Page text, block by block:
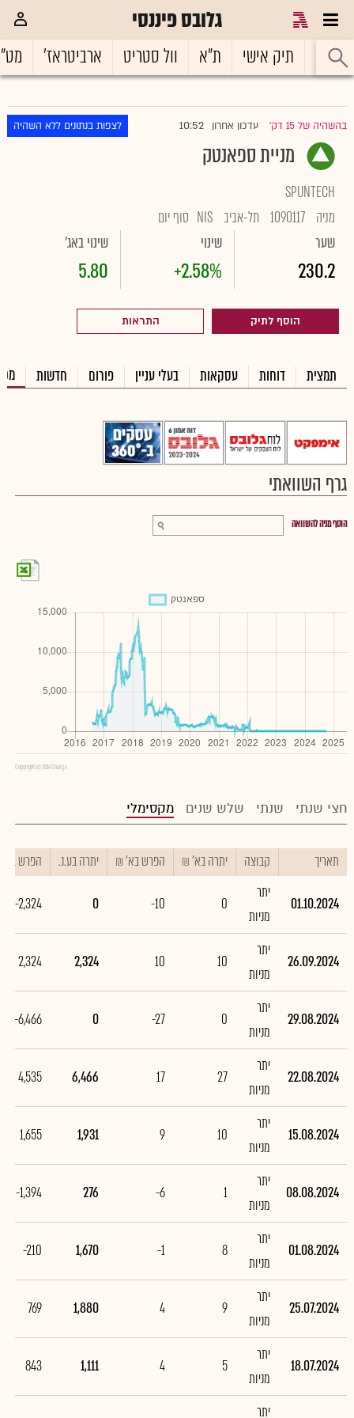
גלובס פיננסי
ראשי תיק אישי ת"א וול סטריט ארביטראז'
בהשהיה של 15 דק' עדכון אחרון 10:52 לצפות בנתונים ללא השהיה
מניית ספאנטק
SPUNTECH
מניה 1090117 תל-אביב NIS סוף יום
שער
230.2
שינוי
+2.58%
שינוי באג'
5.80
הוסף לתיק התראות
תמצית דוחות עסקאות בעלי עניין פורום חדשות
גרף השוואתי
הוסף מניה להשוואה
Copyright (c) 2016 Chart.js
חצי שנתי שנתי שלש שנים מקסימלי
תאריך קבוצה יתרה בא' ₪ הפרש בא' ₪ יתרה בע.נ. הפרש
01.10.2024
יתר
מניות
0
-10
0
-2,324
26.09.2024
יתר
מניות
10
10
2,324
2,324
29.08.2024
יתר
מניות
0
-27
0
-6,466
22.08.2024
יתר
מניות
27
17
6,466
4,535
15.08.2024
יתר
מניות
10
9
1,931
1,655
08.08.2024
יתר
מניות
1
-6
276
-1,394
01.08.2024
יתר
מניות
8
-1
1,670
-210
25.07.2024
יתר
מניות
9
4
1,880
769
18.07.2024
יתר
מניות
5
4
1,111
843
יתר